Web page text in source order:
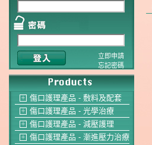
立即申請
忘記密碼
＋ 傷口護理產品 - 敷料及配套
＋ 傷口護理產品 - 光學治療
＋ 傷口護理產品 - 減壓護理
＋ 傷口護理產品 - 漸進壓力治療